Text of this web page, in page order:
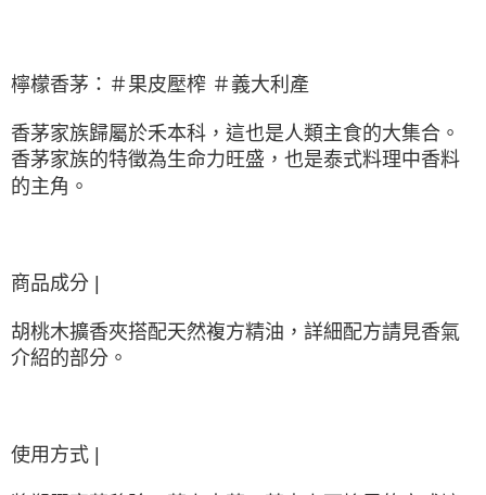
檸檬香茅：＃果皮壓榨 ＃義大利產
香茅家族歸屬於禾本科，這也是人類主食的大集合。
香茅家族的特徵為生命力旺盛，也是泰式料理中香料
的主角。
商品成分 |
胡桃木擴香夾搭配天然複方精油，詳細配方請見香氣
介紹的部分。
使用方式 |